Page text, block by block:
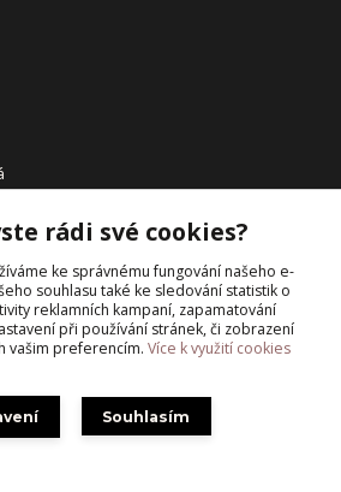
rádi své cookies?
ke správnému fungování našeho e-
souhlasu také ke sledování statistik o
reklamních kampaní, zapamatování
při používání stránek, či zobrazení
vašim preferencím. Více k využití cookies
Souhlasím